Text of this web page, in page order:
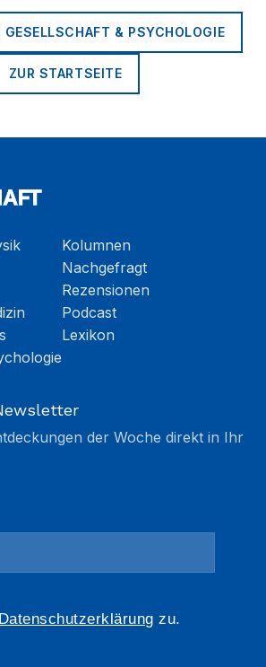
GESELLSCHAFT & PSYCHOLOGIE
ZUR STARTSEITE
Kolumnen
Nachgefragt
Rezensionen
Podcast
Lexikon
der Woche direkt in Ihr